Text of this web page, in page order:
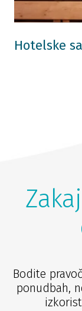
Hotelske
Bodite
ponudbah,